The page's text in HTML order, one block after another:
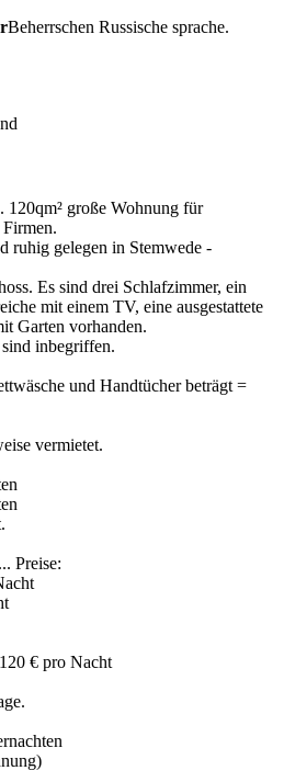
Beherrschen Russische sprache.
120qm² große Wohnung für
ruhig gelegen in Stemwede -
Es sind drei Schlafzimmer, ein
mit einem TV, eine ausgestattete
Garten vorhanden.
inbegriffen.
und Handtücher beträgt =
vermietet.
Preise:
€ pro Nacht